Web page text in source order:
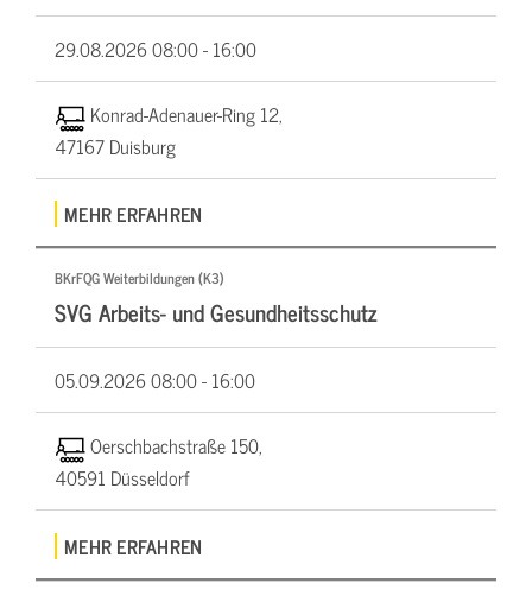
29.08.202608:00 - 16:00
Konrad-Adenauer-Ring 12,
47167 Duisburg
MEHR ERFAHREN
BKrFQG Weiterbildungen (K3)
SVG Arbeits- und Gesundheitsschutz
05.09.202608:00 - 16:00
Oerschbachstraße 150,
40591 Düsseldorf
MEHR ERFAHREN